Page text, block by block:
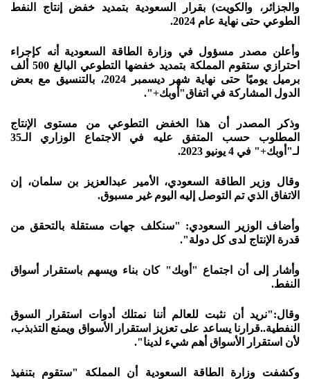
والجزائر، والكويت) بقرار السعودية بتمديد خفض إنتاج النفط
الطوعي حتى نهاية عام 2024.
وأعلن مصدر مسؤول في وزارة الطاقة السعودية أنه كإجراء
احترازي ستقوم المملكة بتمديد خفضها التطوعي البالغ 500 ألف
برميل يوميًا حتى نهاية شهر ديسمبر 2024، بالتنسيق مع بعض
الدول المشاركة في اتفاق"أوبك+".
وذكر المصدر أن هذا الخفض التطوعي من مستوى الإنتاج
المطلوب حسب المتفق عليه في الاجتماع الوزاري الـ35
لـ"أوبك+" في 4 يونيو 2023.
وقال وزير الطاقة السعودي، الأمير عبدالعزيز بن سلمان، إن
الاتفاق الذي تم التوصل إليه اليوم غير مسبوق.
وأضاف الوزير السعودي: "سنكلف جهات مستقلة بالتحقق من
قدرة الإنتاج لدى كل دولة".
وأشار إلى أن اجتماع "أوبك" كان بناء ويسهم باستقرار أسواق
النفط.
وقال:"نريد أن نثبت للعالم أننا نمتلك أدوات استقرار السوق
النفطية..قرارنا يساعد على تعزيز استقرار الأسواق ويمنع التذبذب،
لأن استقرار الأسواق أهم شيء لدينا".
وكشفت وزارة الطاقة السعودية أن المملكة "ستقوم بتنفيذ